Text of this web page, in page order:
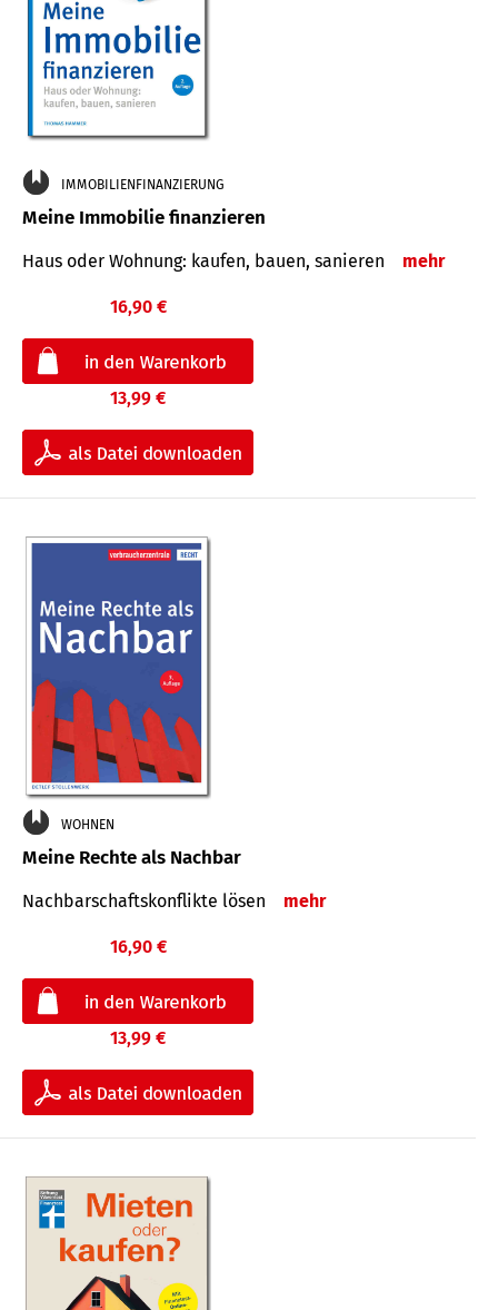
IMMOBILIENFINANZIERUNG
Meine Immobilie finanzieren
Haus oder Wohnung: kaufen, bauen, sanieren mehr
16,90 €
13,99 €
WOHNEN
Meine Rechte als Nachbar
Nach­bar­schafts­konflikte lösen mehr
16,90 €
13,99 €